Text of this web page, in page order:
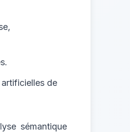
de
sémantique